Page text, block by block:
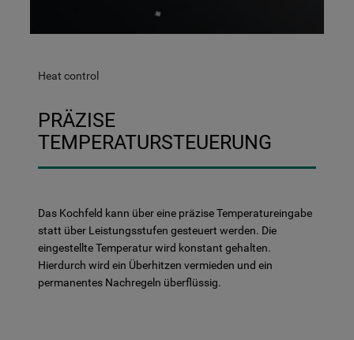
Heat control
PRÄZISE
TEMPERATURSTEUERUNG
Das Kochfeld kann über eine präzise Temperatureingabe
statt über Leistungsstufen gesteuert werden. Die
eingestellte Temperatur wird konstant gehalten.
Hierdurch wird ein Überhitzen vermieden und ein
permanentes Nachregeln überflüssig.